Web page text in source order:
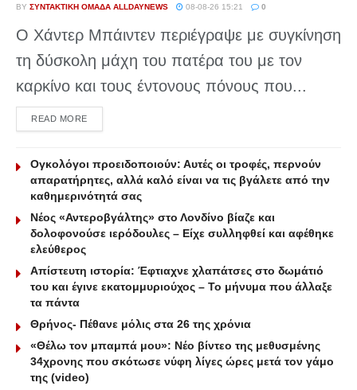
BY ΣΥΝΤΑΚΤΙΚΉ ΟΜΆΔΑ ALLDAYNEWS 08-08-26 15:21 0
Ο Χάντερ Μπάιντεν περιέγραψε με συγκίνηση
τη δύσκολη μάχη του πατέρα του με τον
καρκίνο και τους έντονους πόνους που...
READ MOREDETAILS
Ογκολόγοι προειδοποιούν: Αυτές οι τροφές, περνούν
απαρατήρητες, αλλά καλό είναι να τις βγάλετε από την
καθημερινότητά σας
Νέος «Αντεροβγάλτης» στο Λονδίνο βίαζε και
δολοφονούσε ιερόδουλες – Είχε συλληφθεί και αφέθηκε
ελεύθερος
Απίστευτη ιστορία: Έφτιαχνε χλαπάτσες στο δωμάτιό
του και έγινε εκατομμυριούχος – Το μήνυμα που άλλαξε
τα πάντα
Θρήνος- Πέθανε μόλις στα 26 της χρόνια
«Θέλω τον μπαμπά μου»: Νέο βίντεο της μεθυσμένης
34χρονης που σκότωσε νύφη λίγες ώρες μετά τον γάμο
της (video)